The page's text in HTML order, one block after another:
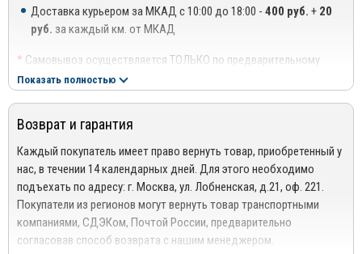
Такая защита отличается характерным рисунком. Это
ромб, с диагональю 5 мм. Для изготовления стандартной
полимерным покрытием. Для лучшей защиты от внешнего
механического воздействия накладная решетка
пластиковые Г-образные защелки. Для защиты краски
кузова вокруг защитной решетки имеется специальная
резиновая окантовка. Крепление проводится быстро – Г-
образные элементы просто защелкиваются с обратной
стороны бампера, а устойчивость всей конструкции
придается саморезами. Окантовка сделана из АБС
Пластика.
Доставка курьером за МКАД с 10:00 до 18:00 - 400 руб. + 20
руб. за каждый км. от МКАД
* Самовывоз осуществляется ТОЛЬКО по предварительному
согласованию с менеджером!
**Доставка осуществляется до подъезда, либо до ближайшего
проходная ТЦ или БЦ).
***Доставка до квартиры/офиса платная: + 100 руб. за заказ
весом до 10 кг., +200 руб. за заказ весом свыше 10 кг.
РЕГИОНАЛЬНАЯ ДОСТАВКА ПО РОССИИ, БЕЛАРУСИИ И
КАЗАХСТАНУ
Стоимость доставки от 1000 руб. рассчитывается
менеджером!
Показать полностью
Возврат и гарантия
Каждый покупатель имеет право вернуть товар, приобретенный у
нас, в течении 14 календарных дней. Для этого необходимо
подъехать по адресу: г. Москва, ул. Лобненская, д.21, оф. 221.
Покупатели из регионов могут вернуть товар транспортными
компаниями, СДЭКом, Почтой России, предварительно
согласовав способ возврата с нашим менеджером.